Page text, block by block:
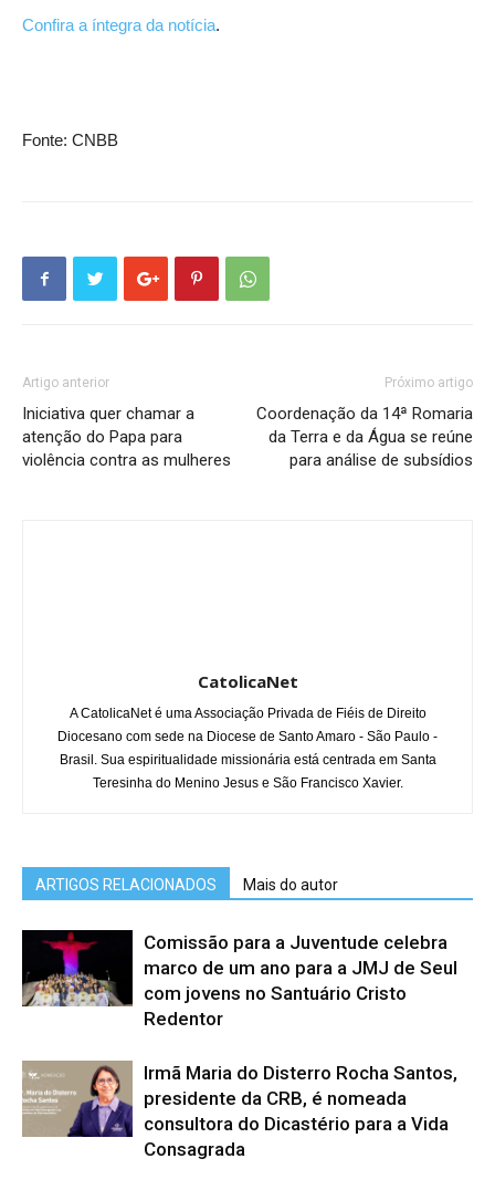
Confira a íntegra da notícia.
Fonte: CNBB
Artigo anterior
Iniciativa quer chamar a
atenção do Papa para
violência contra as mulheres
Próximo artigo
Coordenação da 14ª Romaria
da Terra e da Água se reúne
para análise de subsídios
CatolicaNet
A CatolicaNet é uma Associação Privada de Fiéis de Direito
Diocesano com sede na Diocese de Santo Amaro - São Paulo -
Brasil. Sua espiritualidade missionária está centrada em Santa
Teresinha do Menino Jesus e São Francisco Xavier.
ARTIGOS RELACIONADOS Mais do autor
Comissão para a Juventude celebra
marco de um ano para a JMJ de Seul
com jovens no Santuário Cristo
Redentor
Irmã Maria do Disterro Rocha Santos,
presidente da CRB, é nomeada
consultora do Dicastério para a Vida
Consagrada